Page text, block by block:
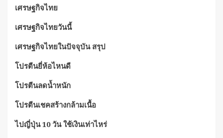
เศรษฐกิจไทย
เศรษฐกิจไทยวันนี้
เศรษฐกิจไทยในปัจจุบัน สรุป
โปรตีนยี่ห้อไหนดี
โปรตีนลดน้ำหนัก
โปรตีนเชคสร้างกล้ามเนื้อ
ไปญี่ปุ่น 10 วัน ใช้เงินเท่าไหร่